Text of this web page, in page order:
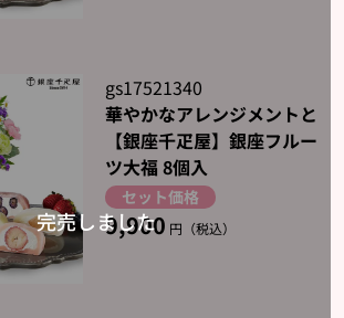
gs17521340
華やかなアレンジメントと
【銀座千疋屋】銀座フルー
ツ大福 8個入
セット価格
9,900 円（税込）